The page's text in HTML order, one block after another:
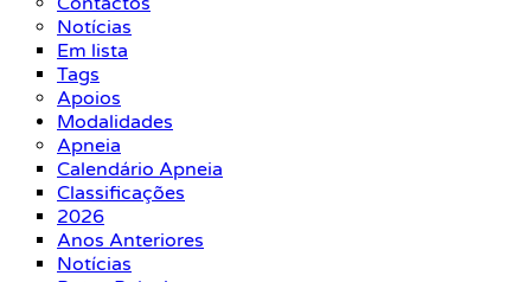
Notícias
Em lista
Tags
Apoios
Modalidades
Apneia
Calendário Apneia
Classificações
2026
Anos Anteriores
Notícias